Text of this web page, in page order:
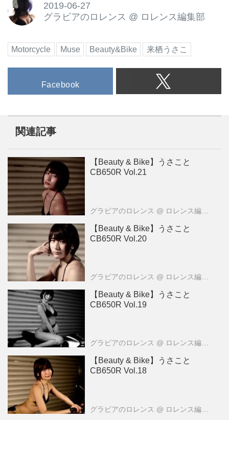
2019-06-27
グラビアのロレンス @ ロレンス編集部
Motorcycle Muse Beauty&Bike 来栖うさこ
Facebook
関連記事
【Beauty & Bike】うさこと
CB650R Vol.21
グラビアのロレンス @ ロレンス編集部
【Beauty & Bike】うさこと
CB650R Vol.20
グラビアのロレンス @ ロレンス編集部
【Beauty & Bike】うさこと
CB650R Vol.19
グラビアのロレンス @ ロレンス編集部
【Beauty & Bike】うさこと
CB650R Vol.18
グラビアのロレンス @ ロレンス編集部